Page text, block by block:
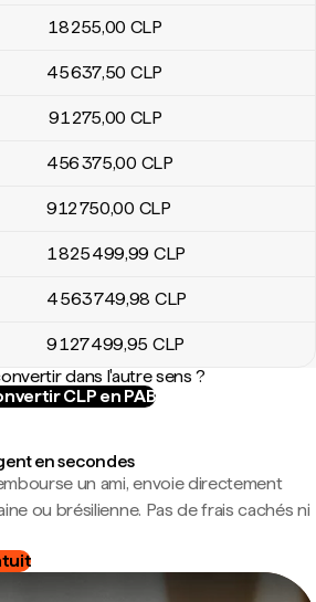
18 255,00 CLP
45 637,50 CLP
91 275,00 CLP
456 375,00 CLP
912 750,00 CLP
1 825 499,99 CLP
4 563 749,98 CLP
9 127 499,95 CLP
dans l'autre sens ?
CLP en PAB
en secondes
un ami, envoie directement
ou brésilienne. Pas de frais cachés ni